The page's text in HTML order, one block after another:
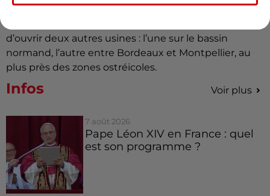
d’ouvrir deux autres usines : l’une sur le bassin
normand, l’autre entre Bordeaux et Montpellier, au
plus près des zones ostréicoles.
Infos Voir plus
7 août 2026
Pape Léon XIV en France : quel
est son programme ?